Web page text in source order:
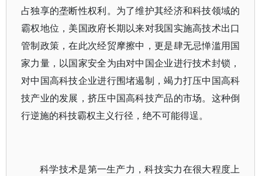
占独享的垄断性权利。为了维护其经济和科技领域的
霸权地位，美国政府长期以来对我国实施高技术出口
管制政策，在此次经贸摩擦中，更是肆无忌惮滥用国
家力量，以国家安全为由对中国企业进行技术封锁，
对中国高科技企业进行围堵遏制，竭力打压中国高科
技产业的发展，挤压中国高科技产品的市场。这种倒
行逆施的科技霸权主义行径，绝不可能得逞。
科学技术是第一生产力，科技实力在很大程度上